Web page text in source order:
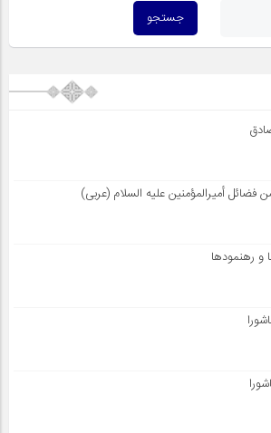
أميرالمؤمنين علیه السلام (عربی)
و رهنمودها